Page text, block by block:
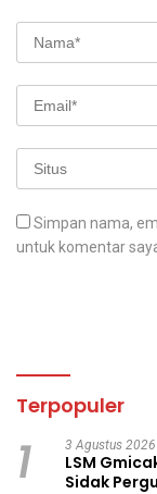
Simpan nama,
untuk komentar
Terpopuler
1 3 Agustus 2026
LSM
Sidak